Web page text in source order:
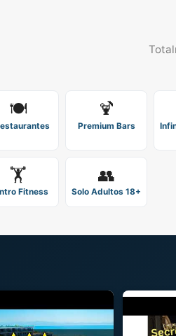
🍽️ 🍹
Premium Bars
🏋️
Fitness
👥
Solo Adultos 18+